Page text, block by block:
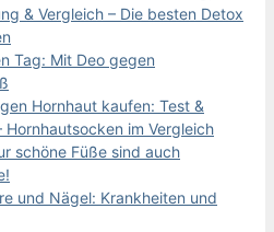
& Vergleich – Die besten Detox
Tag: Mit Deo gegen
Hornhaut kaufen: Test &
Hornhautsocken im Vergleich
schöne Füße sind auch
und Nägel: Krankheiten und